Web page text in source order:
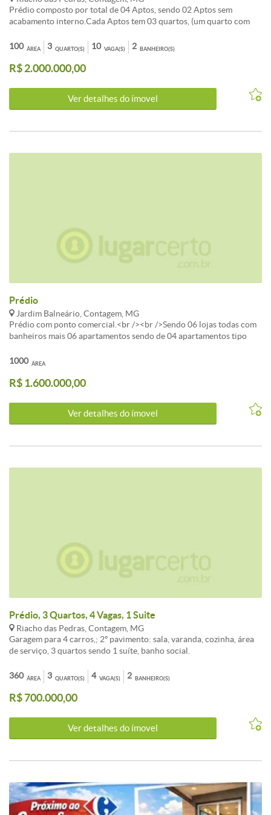
Prédio composto por total de 04 Aptos, sendo 02 Aptos sem
acabamento interno.Cada Aptos tem 03 quartos, (um quarto com
(quarto de empregada).Um dos Aptos ja tem armários planejados em
02 quartos.01 Apto tem cozinha com armario planejado.Um dos
Aptos é de piso de laminado de madeira.Prédio tem um terraço de
ÁREA
100 QUARTO(S)
3 VAGA(S)
10 BANHEIRO(S)
2
R$ 2.000.000,00
Ver detalhes do ímovel
Prédio
Jardim Balneário, Contagem, MG
Prédio com ponto comercial.<br /><br />Sendo 06 lojas todas com
banheiros mais 06 apartamentos sendo de 04 apartamentos tipo
/>Obs.: Todos os imóveis possui Habite-se individual, pode ser
aproximadamente 12 mil por mês.<br /><br />Ótima opção para
ÁREA
1000
R$ 1.600.000,00
Ver detalhes do ímovel
Prédio, 3 Quartos, 4 Vagas, 1 Suite
Riacho das Pedras, Contagem, MG
Garagem para 4 carros,; 2º pavimento: sala, varanda, cozinha, área
de serviço, 3 quartos sendo 1 suíte, banho social.
ÁREA
360 QUARTO(S)
3 VAGA(S)
4 BANHEIRO(S)
2
R$ 700.000,00
Ver detalhes do ímovel